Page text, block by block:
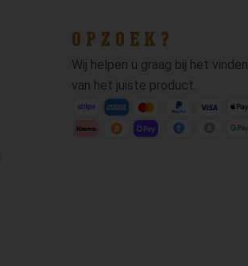
OPZOEK?
Wij helpen u graag bij het vinden
van het juiste product.